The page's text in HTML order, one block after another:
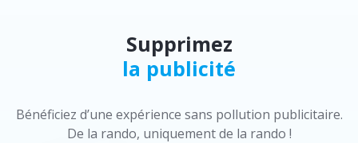
Supprimez
la publicité
Bénéficiez d’une expérience sans pollution publicitaire.
De la rando, uniquement de la rando !